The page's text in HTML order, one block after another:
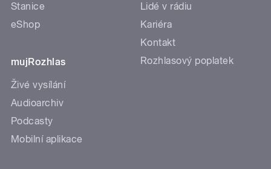
Stanice
eShop
mujRozhlas
Živé vysílání
Audioarchiv
Podcasty
Mobilní aplikace
Lidé v rádiu
Kariéra
Kontakt
Rozhlasový poplatek